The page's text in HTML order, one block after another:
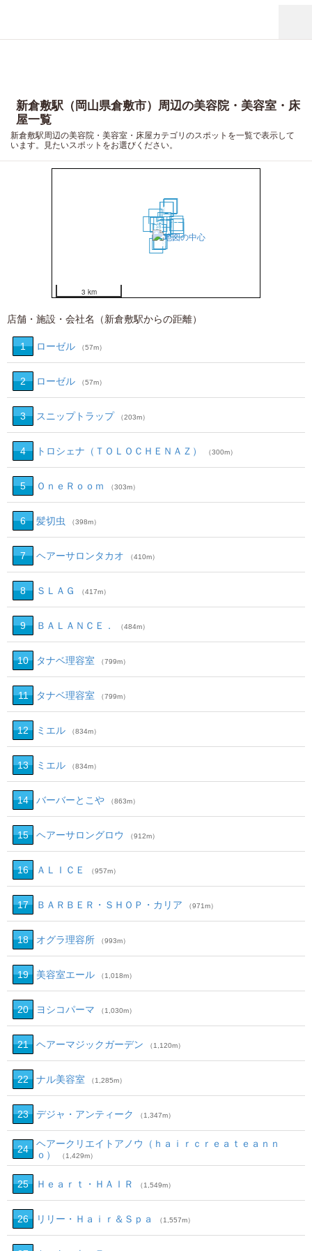
新倉敷駅（岡山県倉敷市）周辺の美容院・美容室・床
屋一覧
新倉敷駅周辺の美容院・美容室・床屋カテゴリのスポットを一覧で表示して
います。見たいスポットをお選びください。
1
23
4
5
6
7
89
10
11
12
13
14
15
16
17
18
19
20
3 km
店舗・施設・会社名（新倉敷駅からの距離）
1 ローゼル （57m）
2 ローゼル （57m）
3 スニップトラップ （203m）
4 トロシェナ（ＴＯＬＯＣＨＥＮＡＺ） （300m）
5 ＯｎｅＲｏｏｍ （303m）
6 髪切虫 （398m）
7 ヘアーサロンタカオ （410m）
8 ＳＬＡＧ （417m）
9 ＢＡＬＡＮＣＥ． （484m）
10 タナベ理容室 （799m）
11 タナベ理容室 （799m）
12 ミエル （834m）
13 ミエル （834m）
14 バーバーとこや （863m）
15 ヘアーサロングロウ （912m）
16 ＡＬＩＣＥ （957m）
17 ＢＡＲＢＥＲ・ＳＨＯＰ・カリア （971m）
18 オグラ理容所 （993m）
19 美容室エール （1,018m）
20 ヨシコパーマ （1,030m）
21 ヘアーマジックガーデン （1,120m）
22 ナル美容室 （1,285m）
23 デジャ・アンティーク （1,347m）
24
ヘアークリエイトアノウ（ｈａｉｒｃｒｅａｔｅａｎｎ
ｏ）
（1,429m）
25 Ｈｅａｒｔ・ＨＡＩＲ （1,549m）
26 リリー・Ｈａｉｒ＆Ｓｐａ （1,557m）